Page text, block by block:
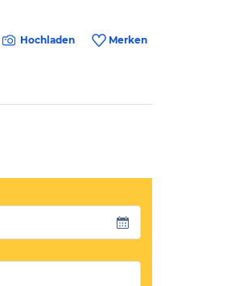
Hochladen Merken